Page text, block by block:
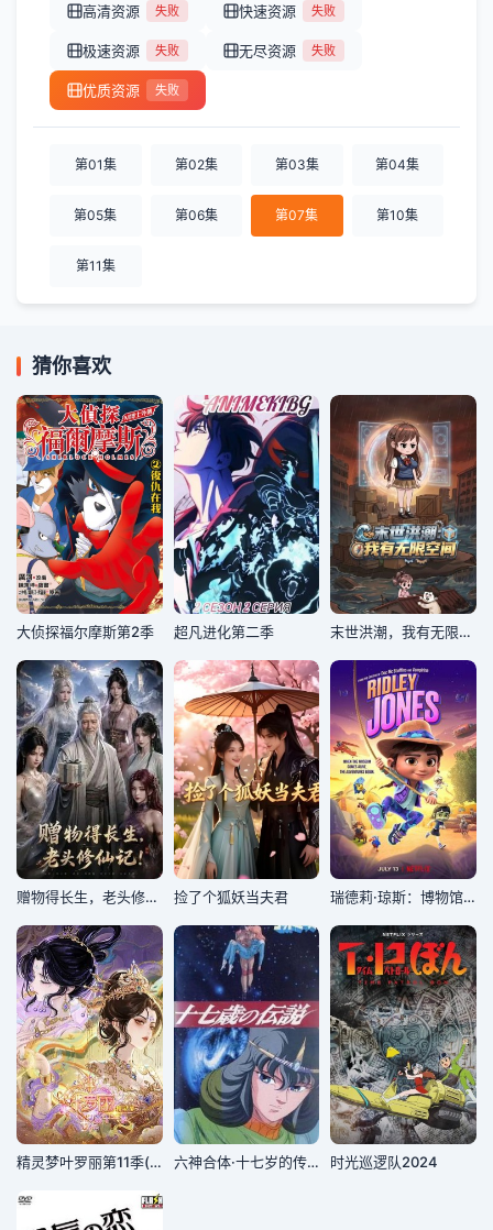
高清资源 失败 快速资源 失败
极速资源 失败 无尽资源 失败
优质资源 失败
第01集 第02集 第03集 第04集
第05集 第06集 第07集 第10集
第11集
猜你喜欢
大侦探福尔摩斯第2季 超凡进化第二季 末世洪潮，我有无限空间
赠物得长生，老头修仙记！ 捡了个狐妖当夫君 瑞德莉·琼斯：博物馆守护者第一季
精灵梦叶罗丽第11季(下) 六神合体·十七岁的传说 时光巡逻队2024